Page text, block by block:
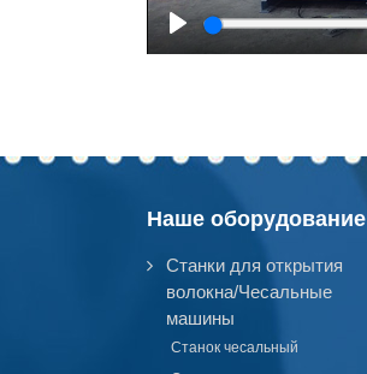
Наше оборудование
Станки для открытия
волокна/Чесальные
машины
Станок чесальный